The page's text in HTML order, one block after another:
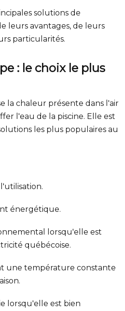
solutions de
leurs avantages, de leurs
particularités.
: le choix le plus
la chaleur présente dans l'air
l'eau de la piscine. Elle est
les plus populaires au
énergétique.
lorsqu'elle est
québécoise.
une température constante
lorsqu'elle est bien